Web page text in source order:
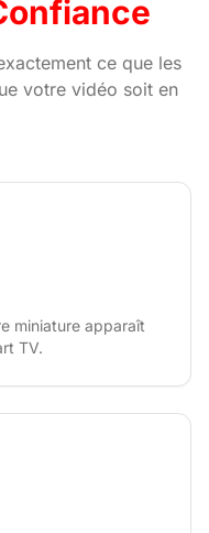
ce que les
votre vidéo soit en
miniature apparaît
TV.